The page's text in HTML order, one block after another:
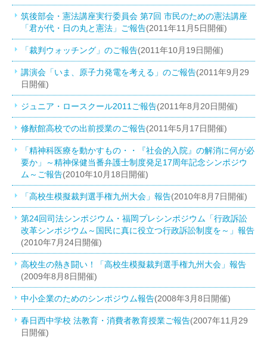
筑後部会・憲法講座実行委員会 第7回 市民のための憲法講座
「君が代・日の丸と憲法」ご報告(2011年11月5日開催)
「裁判ウォッチング」のご報告(2011年10月19日開催)
講演会「いま、原子力発電を考える」のご報告(2011年9月29
日開催)
ジュニア・ロースクール2011ご報告(2011年8月20日開催)
修猷館高校での出前授業のご報告(2011年5月17日開催)
「精神科医療を動かすもの・・『社会的入院』の解消に何が必
要か」～精神保健当番弁護士制度発足17周年記念シンポジウ
ム～ご報告(2010年10月18日開催)
「高校生模擬裁判選手権九州大会」報告(2010年8月7日開催)
第24回司法シンポジウム・福岡プレシンポジウム「行政訴訟
改革シンポジウム～国民に真に役立つ行政訴訟制度を～」報告
(2010年7月24日開催)
高校生の熱き闘い！「高校生模擬裁判選手権九州大会」報告
(2009年8月8日開催)
中小企業のためのシンポジウム報告(2008年3月8日開催)
春日西中学校 法教育・消費者教育授業ご報告(2007年11月29
日開催)